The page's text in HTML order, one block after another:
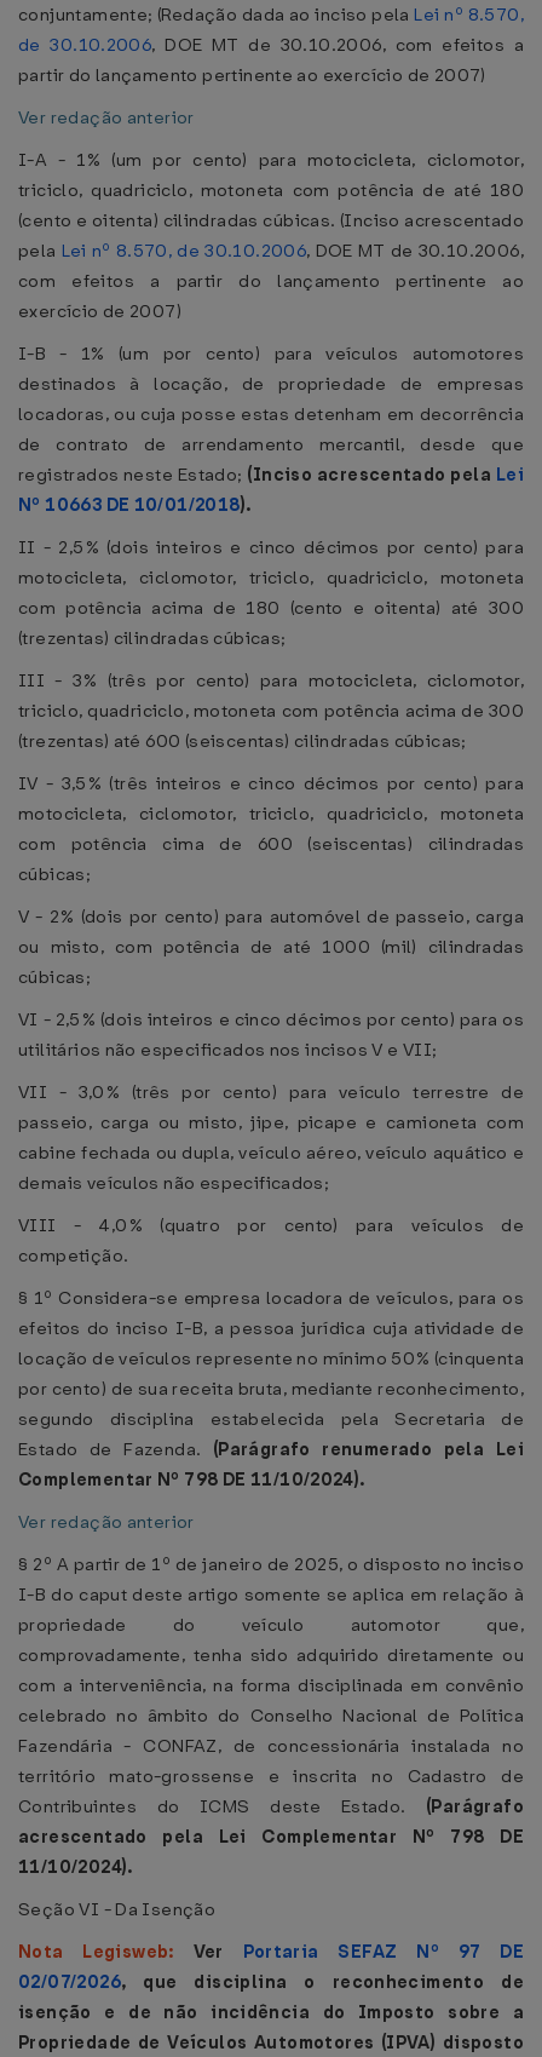
conjuntamente; (Redação dada ao inciso pela Lei nº 8.570,
de 30.10.2006, DOE MT de 30.10.2006, com efeitos a
partir do lançamento pertinente ao exercício de 2007)
Ver redação anterior
I-A - 1% (um por cento) para motocicleta, ciclomotor,
triciclo, quadriciclo, motoneta com potência de até 180
(cento e oitenta) cilindradas cúbicas. (Inciso acrescentado
pela Lei nº 8.570, de 30.10.2006, DOE MT de 30.10.2006,
com efeitos a partir do lançamento pertinente ao
exercício de 2007)
I-B - 1% (um por cento) para veículos automotores
destinados à locação, de propriedade de empresas
locadoras, ou cuja posse estas detenham em decorrência
de contrato de arrendamento mercantil, desde que
registrados neste Estado; (Inciso acrescentado pela Lei
Nº 10663 DE 10/01/2018).
II - 2,5% (dois inteiros e cinco décimos por cento) para
motocicleta, ciclomotor, triciclo, quadriciclo, motoneta
com potência acima de 180 (cento e oitenta) até 300
(trezentas) cilindradas cúbicas;
III - 3% (três por cento) para motocicleta, ciclomotor,
triciclo, quadriciclo, motoneta com potência acima de 300
(trezentas) até 600 (seiscentas) cilindradas cúbicas;
IV - 3,5% (três inteiros e cinco décimos por cento) para
motocicleta, ciclomotor, triciclo, quadriciclo, motoneta
com potência cima de 600 (seiscentas) cilindradas
cúbicas;
V - 2% (dois por cento) para automóvel de passeio, carga
ou misto, com potência de até 1000 (mil) cilindradas
cúbicas;
VI - 2,5% (dois inteiros e cinco décimos por cento) para os
utilitários não especificados nos incisos V e VII;
VII - 3,0% (três por cento) para veículo terrestre de
passeio, carga ou misto, jipe, picape e camioneta com
cabine fechada ou dupla, veículo aéreo, veículo aquático e
demais veículos não especificados;
VIII - 4,0% (quatro por cento) para veículos de
competição.
§ 1º Considera-se empresa locadora de veículos, para os
efeitos do inciso I-B, a pessoa jurídica cuja atividade de
locação de veículos represente no mínimo 50% (cinquenta
por cento) de sua receita bruta, mediante reconhecimento,
segundo disciplina estabelecida pela Secretaria de
Estado de Fazenda. (Parágrafo renumerado pela Lei
Complementar Nº 798 DE 11/10/2024).
Ver redação anterior
§ 2º A partir de 1º de janeiro de 2025, o disposto no inciso
I-B do caput deste artigo somente se aplica em relação à
propriedade do veículo automotor que,
comprovadamente, tenha sido adquirido diretamente ou
com a interveniência, na forma disciplinada em convênio
celebrado no âmbito do Conselho Nacional de Política
Fazendária - CONFAZ, de concessionária instalada no
território mato-grossense e inscrita no Cadastro de
Contribuintes do ICMS deste Estado. (Parágrafo
acrescentado pela Lei Complementar Nº 798 DE
11/10/2024).
Seção VI - Da Isenção
Nota Legisweb: Ver Portaria SEFAZ Nº 97 DE
02/07/2026, que disciplina o reconhecimento de
isenção e de não incidência do Imposto sobre a
Propriedade de Veículos Automotores (IPVA) disposto